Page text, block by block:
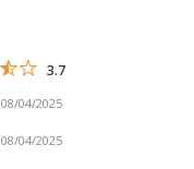
3.7
08/04/2025
08/04/2025